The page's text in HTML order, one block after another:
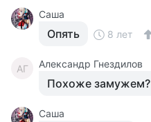
Саша
Опять 8 лет
АГ Александр Гнездилов
Похоже замужем?
Саша